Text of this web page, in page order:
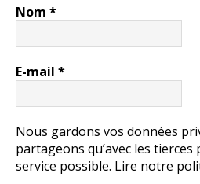
Nom *
E-mail *
Nous gardons vos données
partageons qu’avec les
service possible. Lire notre